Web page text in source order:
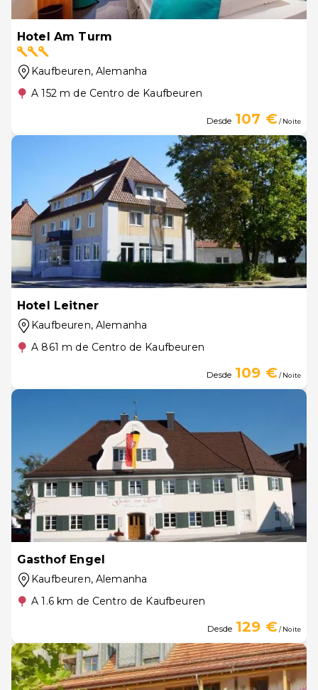
Hotel Am Turm
Kaufbeuren, Alemanha
A 152 m de Centro de Kaufbeuren
Desde 107 €/ Noite
Hotel Leitner
Kaufbeuren, Alemanha
A 861 m de Centro de Kaufbeuren
Desde 109 €/ Noite
Gasthof Engel
Kaufbeuren, Alemanha
A 1.6 km de Centro de Kaufbeuren
Desde 129 €/ Noite